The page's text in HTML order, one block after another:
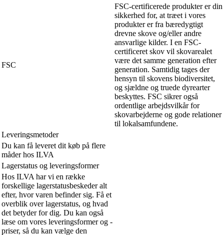
FSC
FSC-certificerede produkter er din
sikkerhed for, at træet i vores
produkter er fra bæredygtigt
drevne skove og/eller andre
ansvarlige kilder. I en FSC-
certificeret skov vil skovarealet
være det samme generation efter
generation. Samtidig tages der
hensyn til skovens biodiversitet,
og sjældne og truede dyrearter
beskyttes. FSC sikrer også
ordentlige arbejdsvilkår for
skovarbejderne og gode relationer
til lokalsamfundene.
Leveringsmetoder
Du kan få leveret dit køb på flere
måder hos ILVA
Lagerstatus og leveringsformer
Hos ILVA har vi en række
forskellige lagerstatusbeskeder alt
efter, hvor varen befinder sig. Få et
overblik over lagerstatus, og hvad
det betyder for dig. Du kan også
læse om vores leveringsformer og -
priser, så du kan vælge den